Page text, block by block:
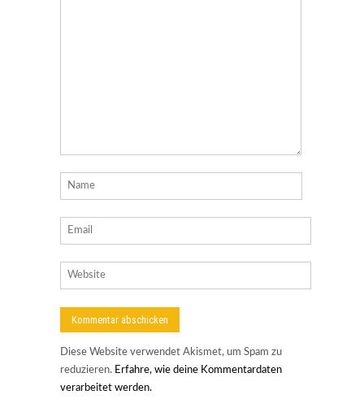
Diese Website verwendet Akismet, um Spam zu
reduzieren. Erfahre, wie deine Kommentardaten
verarbeitet werden.